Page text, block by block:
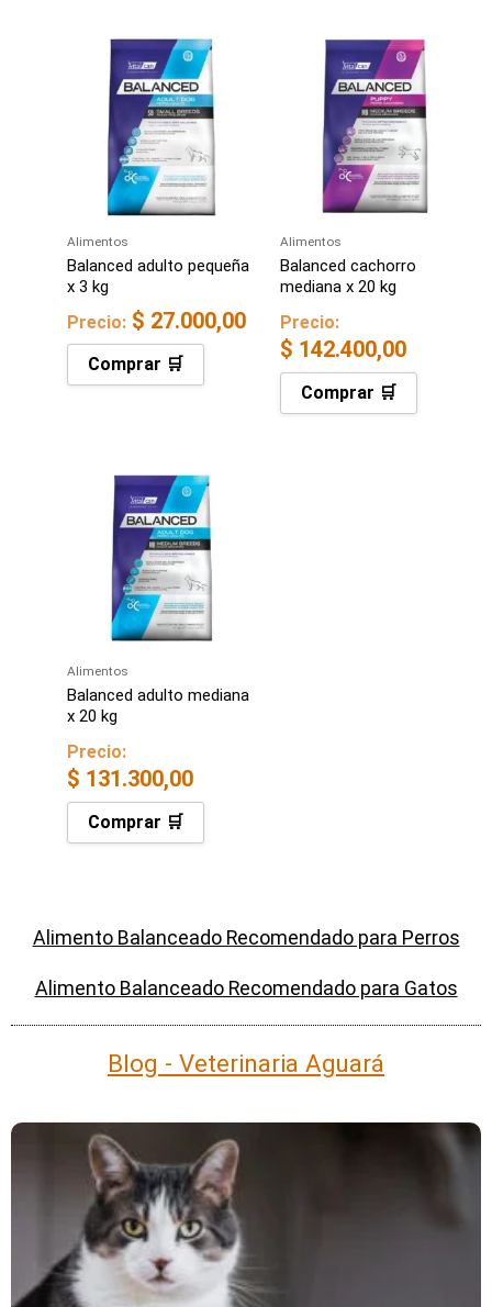
Alimentos
Balanced adulto pequeña
x 3 kg
Precio: $ 27.000,00
Comprar 🛒
Alimentos
Balanced cachorro
mediana x 20 kg
Precio:
$ 142.400,00
Comprar 🛒
Alimentos
Balanced adulto mediana
x 20 kg
Precio:
$ 131.300,00
Comprar 🛒
Alimento Balanceado Recomendado para Perros
Alimento Balanceado Recomendado para Gatos
Blog - Veterinaria Aguará